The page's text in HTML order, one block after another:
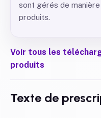
sont gérés de
produits.
Voir tous les
produits
Texte de